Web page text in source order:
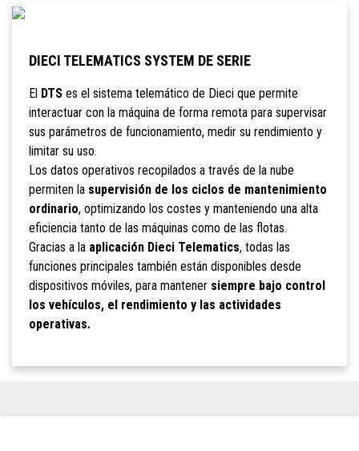
DIECI TELEMATICS SYSTEM DE SERIE
El DTSes el sistema telemático de Dieci que permite
interactuar con la máquina de forma remota para supervisar
sus parámetros de funcionamiento, medir su rendimiento y
limitar su uso.
Los datos operativos recopilados a través de la nube
permiten la supervisión de los ciclos de mantenimiento
ordinario, optimizando los costes y manteniendo una alta
eficiencia tanto de las máquinas como de las flotas.
Gracias a la aplicación Dieci Telematics, todas las
funciones principales también están disponibles desde
dispositivos móviles, para mantener siempre bajo control
los vehículos, el rendimiento y las actividades
operativas.